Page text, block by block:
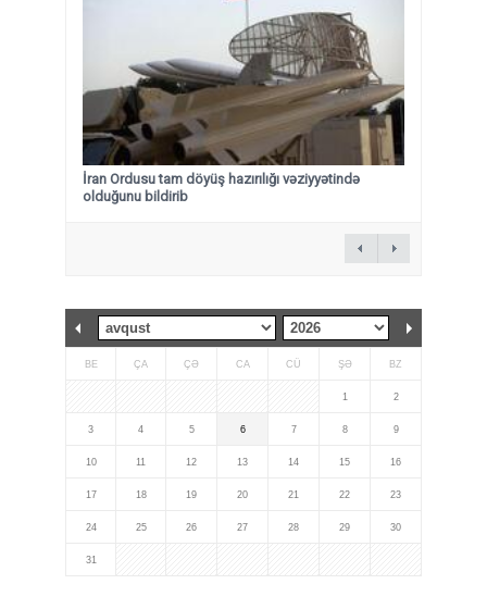
İran Ordusu tam döyüş hazırılığı vəziyyətində
olduğunu bildirib
BE ÇA ÇƏ CA CÜ ŞƏ BZ
1 2
3 4 5 6 7 8 9
10 11 12 13 14 15 16
17 18 19 20 21 22 23
24 25 26 27 28 29 30
31